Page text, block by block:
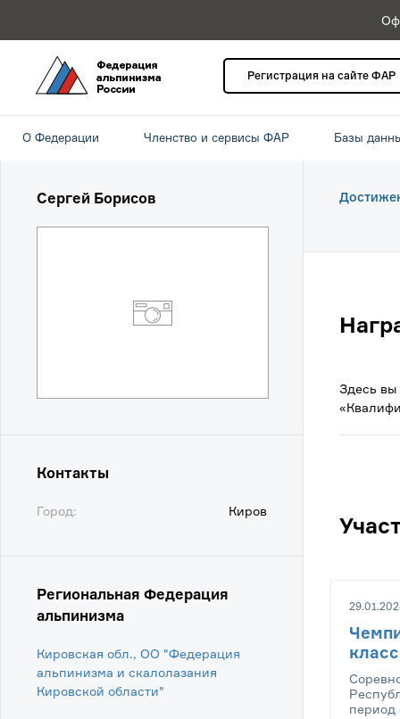
Регистрация на сайте ФАР
О Федерации Членство и сервисы ФАР Базы
Сергей Борисов
Контакты
Город: Киров
Региональная Федерация
альпинизма
Кировская обл., ОО "Федерация
альпинизма и скалолазания
Кировской области"
Здесь вы
период